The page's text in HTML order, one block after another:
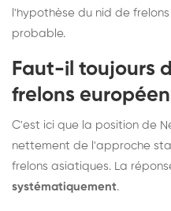
l'hypothèse du nid de
probable.
Faut-il toujours
frelons
C'est ici que la position de
nettement de l'approche
frelons asiatiques. La
systématiquement.